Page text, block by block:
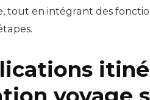
tout en intégrant des